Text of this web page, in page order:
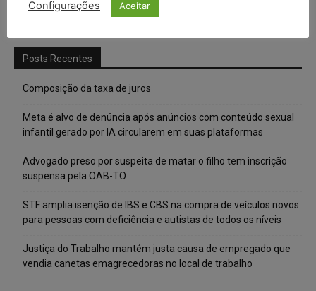
Posts Recentes
Composição da taxa de juros
Meta é alvo de denúncia após anúncios com conteúdo sexual
infantil gerado por IA circularem em suas plataformas
Advogado preso por suspeita de matar o filho tem inscrição
suspensa pela OAB-TO
STF amplia isenção de IBS e CBS na compra de veículos novos
para pessoas com deficiência e autistas de todos os níveis
Justiça do Trabalho mantém justa causa de empregado que
vendia canetas emagrecedoras no local de trabalho
Configurações Aceitar